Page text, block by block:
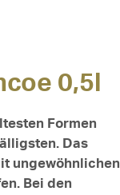
0,5l
Formen
Das
ungewöhnlichen
Bei den